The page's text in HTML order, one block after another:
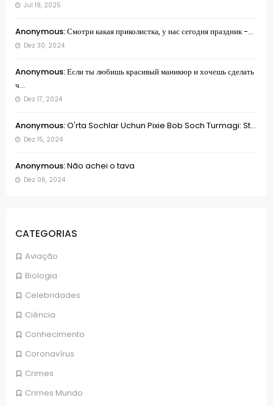
Jul 18, 2025
Anonymous:Смотри какая приколистка, у нас сегодня праздник -...
Dez 30, 2024
Anonymous:Если ты любишь красивый маникюр и хочешь сделать
ч...
Dez 17, 2024
Anonymous:O'rta Sochlar Uchun Pixie Bob Soch Turmagi: St...
Dez 15, 2024
Anonymous:Não achei o tava
Dez 06, 2024
CATEGORIAS
Aviação
Biologia
Celebridades
Ciência
Conhecimento
Coronavírus
Crimes
Crimes Mundo